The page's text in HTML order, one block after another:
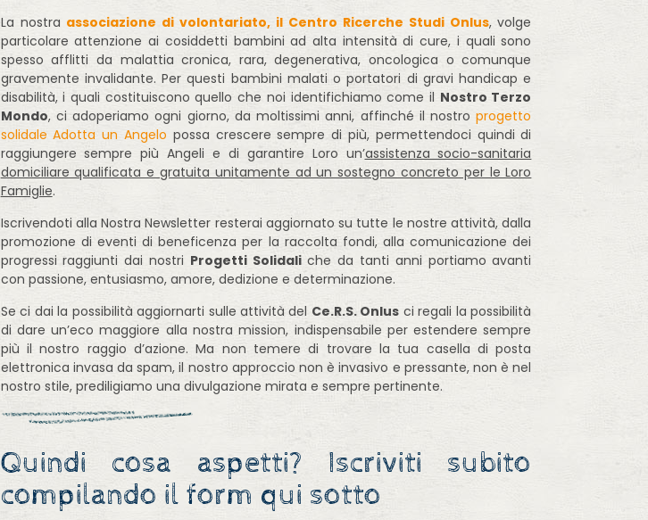
La nostra associazione di volontariato, il Centro Ricerche Studi Onlus, volge
particolare attenzione ai cosiddetti bambini ad alta intensità di cure, i quali sono
spesso afflitti da malattia cronica, rara, degenerativa, oncologica o comunque
gravemente invalidante. Per questi bambini malati o portatori di gravi handicap e
disabilità, i quali costituiscono quello che noi identifichiamo come il Nostro Terzo
Mondo, ci adoperiamo ogni giorno, da moltissimi anni, affinché il nostroprogetto
solidale Adotta un Angelo possa crescere sempre di più, permettendoci quindi di
raggiungere sempre più Angeli e di garantire Loro un’assistenza socio-sanitaria
domiciliare qualificata e gratuita unitamente ad un sostegno concreto per le Loro
Famiglie.
Iscrivendoti alla Nostra Newsletter resterai aggiornato su tutte le nostre attività, dalla
promozione di eventi di beneficenza per la raccolta fondi, alla comunicazione dei
progressi raggiunti dai nostri Progetti Solidaliche da tanti anni portiamo avanti
con passione, entusiasmo, amore, dedizione e determinazione.
Se ci dai la possibilità aggiornarti sulle attività del Ce.R.S. Onlus ci regali la possibilità
di dare un’eco maggiore alla nostra mission, indispensabile per estendere sempre
più il nostro raggio d’azione. Ma non temere di trovare la tua casella di posta
elettronica invasa da spam, il nostro approccio non è invasivo e pressante, non è nel
nostro stile, prediligiamo una divulgazione mirata e sempre pertinente.
Quindi cosa aspetti? Iscriviti subito
compilando il form qui sotto